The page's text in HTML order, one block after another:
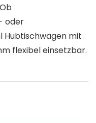
oder
Hubtischwagen mit
flexibel einsetzbar.